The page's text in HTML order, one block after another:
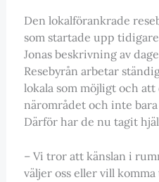
Den lokalförankrade
som startade upp
Jonas beskrivning av
Resebyrån arbetar
lokala som möjligt och
närområdet och inte
Därför har de nu tagit
– Vi tror att känslan i
väljer oss eller vill